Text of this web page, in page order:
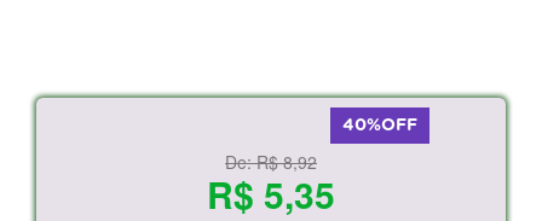
40%OFF
De:R$ 8,92
R$ 5,35